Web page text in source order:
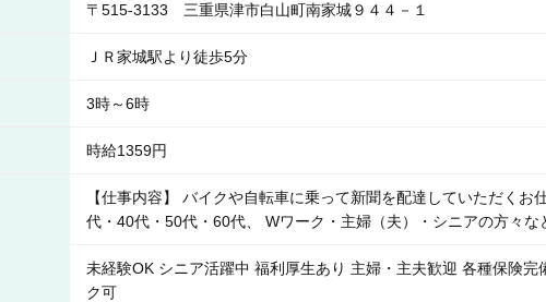
〒515-3133 三重県津市白山町南家城９４４－１
ＪＲ家城駅より徒歩5分
3時～6時
時給1359円
【仕事内容】 バイクや自転車に乗って新聞を配達していただく
代・40代・50代・60代、 Wワーク・主婦（夫）・シニアの方々な
未経験OK シニア活躍中 福利厚生あり 主婦・主夫歓迎 各種保険
ク可